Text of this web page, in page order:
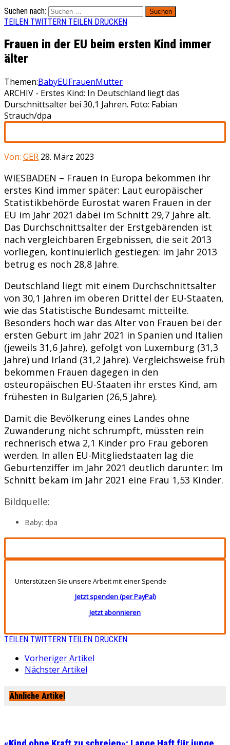
Suchen nach:
TEILEN TWITTERN TEILEN DRUCKEN
Frauen in der EU beim ersten Kind immer
älter
Themen:BabyEUFrauenMutter
ARCHIV - Erstes Kind: In Deutschland liegt das
Durschnittsalter bei 30,1 Jahren. Foto: Fabian
Strauch/dpa
Von: GER 28. März 2023
WIESBADEN – Frauen in Europa bekommen ihr
erstes Kind immer später: Laut europäischer
Statistikbehörde Eurostat waren Frauen in der
EU im Jahr 2021 dabei im Schnitt 29,7 Jahre alt.
Das Durchschnittsalter der Erstgebärenden ist
nach vergleichbaren Ergebnissen, die seit 2013
vorliegen, kontinuierlich gestiegen: Im Jahr 2013
betrug es noch 28,8 Jahre.
Deutschland liegt mit einem Durchschnittsalter
von 30,1 Jahren im oberen Drittel der EU-Staaten,
wie das Statistische Bundesamt mitteilte.
Besonders hoch war das Alter von Frauen bei der
ersten Geburt im Jahr 2021 in Spanien und Italien
(jeweils 31,6 Jahre), gefolgt von Luxemburg (31,3
Jahre) und Irland (31,2 Jahre). Vergleichsweise früh
bekommen Frauen dagegen in den
osteuropäischen EU-Staaten ihr erstes Kind, am
frühesten in Bulgarien (26,5 Jahre).
Damit die Bevölkerung eines Landes ohne
Zuwanderung nicht schrumpft, müssten rein
rechnerisch etwa 2,1 Kinder pro Frau geboren
werden. In allen EU-Mitgliedstaaten lag die
Geburtenziffer im Jahr 2021 deutlich darunter: Im
Schnitt bekam im Jahr 2021 eine Frau 1,53 Kinder.
Bildquelle:
Baby: dpa
Unterstützen Sie unsere Arbeit mit einer Spende
Jetzt spenden (per PayPal)
Jetzt abonnieren
TEILEN TWITTERN TEILEN DRUCKEN
Vorheriger Artikel
Nächster Artikel
Ähnliche Artikel